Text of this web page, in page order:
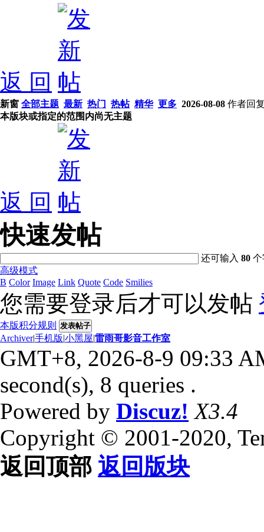
返 回
新窗 全部主题 最新 热门 热帖 精华 更多 2026-08-08 作者回
本版块或指定的范围内尚无主题
返 回
快速发帖
还可输入80 个
高级模式
B Color Image Link Quote Code Smilies
您需要登录后才可以发帖
本版积分规则 发表帖子
Archiver|手机版|小黑屋|雷雨哥影音工作室
GMT+8, 2026-8-9 09:33
second(s), 8 queries .
Powered by Discuz! X3.4
Copyright © 2001-2020,
返回顶部 返回版块